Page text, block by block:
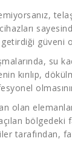
getirdiği güveni
kırılıp,
tarafından,